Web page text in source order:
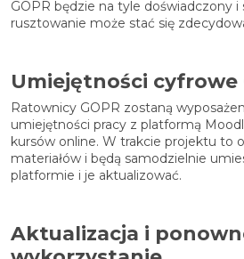
GOPR będzie na tyle doświadczony i
rusztowanie może stać się
Umiejętności cyfrowe
Ratownicy GOPR zostaną
umiejętności pracy z platformą
kursów online. W trakcie projektu to
materiałów i będą samodzielnie
platformie i je aktualizować.
Aktualizacja i